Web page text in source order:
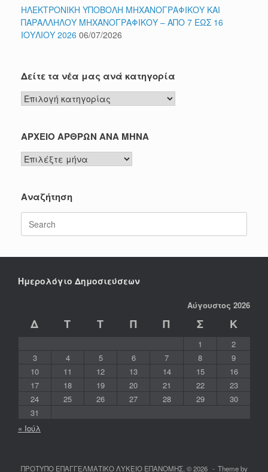
ΗΛΕΚΤΡΟΝΙΚΗ ΥΠΟΒΟΛΗ ΜΗΧΑΝΟΓΡΑΦΙΚΟΥ ΚΑΙ
ΠΑΡΑΛΛΗΛΟΥ ΜΗΧΑΝΟΓΡΑΦΙΚΟΥ – ΑΠΟ 7 ΕΩΣ 16
ΙΟΥΛΙΟΥ 2026 06/07/2026
Δείτε τα νέα μας ανά κατηγορία
Δείτε
τα
μας
κατηγορία
ΑΡΧΕΙΟ ΑΡΘΡΩΝ ΑΝΑ ΜΗΝΑ
ΑΡΧΕΙΟ
ΑΡΘΡΩΝ
ΜΗΝΑ
Αναζήτηση
for:
Ημερολόγιο Δημοσιεύσεων
Αύγουστος 2026
Δ Τ Τ Π Π Σ Κ
1
2
3
4 5 6 7 8
9
10
11 12 13 14 15
16
17
18 19 20 21 22
23
24
25 26 27 28 29
30
31
« Ιούλ
ΠΡΟΤΥΠΟ ΕΠΑΓΓΕΛΜΑΤΙΚΟ ΛΥΚΕΙΟ ΕΠΑΝΟΜΗΣ, © 2026 Theme by